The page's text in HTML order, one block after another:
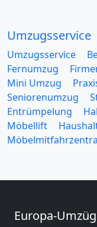
Umzugsservice
Umzugsservice
Fernumzug
Mini Umzug
Seniorenumzug
Entrümpelung
Möbellift
Europa-